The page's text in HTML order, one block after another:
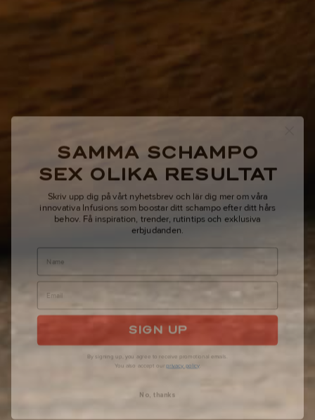
SEX OLIKA RESULTAT
Skriv upp dig på vårt nyhetsbrev och lär dig mer om våra
innovativa Infusions som boostar ditt schampo efter ditt hårs
behov. Få inspiration, trender, rutintips och exklusiva
erbjudanden.
SIGN UP